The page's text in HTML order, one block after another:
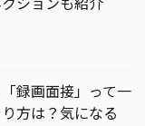
録画面接」って一
方は？気になる